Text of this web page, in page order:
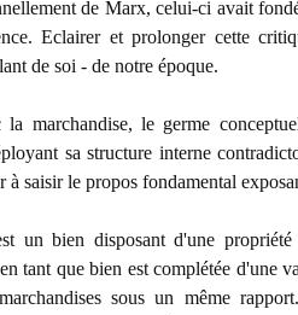
de Marx, celui-ci avait
Eclairer et prolonger cette
de soi - de notre époque.
marchandise, le germe
sa structure interne
à saisir le propos fondamental
un bien disposant d'une
tant que bien est complétée d'une
sous un même